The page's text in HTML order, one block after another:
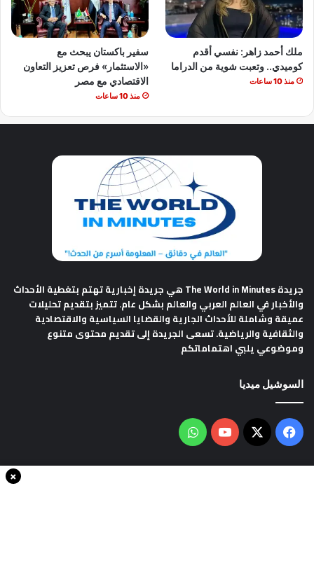
ملك أحمد زاهر: نفسي أقدم
كوميدي.. وتعبت شوية من الدراما
منذ 10 ساعات
سفير باكستان يبحث مع
«الاستثمار» فرص تعزيز التعاون
الاقتصادي مع مصر
منذ 10 ساعات
جريدة The World in Minutes
هي جريدة إخبارية تهتم بتغطية الأحداث
والأخبار في العالم العربي والعالم بشكل عام. تتميز بتقديم تحليلات
عميقة وشاملة للأحداث الجارية والقضايا السياسية والاقتصادية
والثقافية والرياضية. تسعى الجريدة إلى تقديم محتوى متنوع
وموضوعي يلبي اهتماماتكم
السوشيل ميديا
فيسبوك
‫X
‫YouTubeواتساب
×